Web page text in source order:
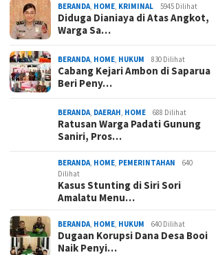
BERANDA HOME KRIMINAL 5945 Dilihat
Diduga Dianiaya di Atas Angkot,
Warga Sa…
BERANDA HOME HUKUM 830 Dilihat
Cabang Kejari Ambon di Saparua
Beri Peny…
BERANDA DAERAH HOME 688 Dilihat
Ratusan Warga Padati Gunung
Saniri, Pros…
BERANDA HOME PEMERINTAHAN
640
Dilihat
Kasus Stunting di Siri Sori
Amalatu Menu…
BERANDA HOME HUKUM 640 Dilihat
Dugaan Korupsi Dana Desa Booi
Naik Penyi…